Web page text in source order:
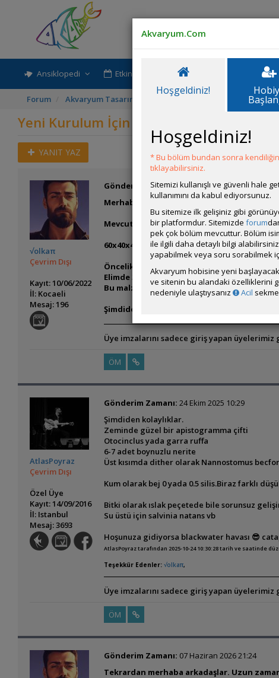
Ansiklopedi Etkinlik-Paylaşım
Forum Akvaryum Tasarımı ve Dekorasyonu Yeni Kurulum
Yeni Kurulum İçin Tavsiyelerinizi
YANIT YAZ
√olkaπ
Çevrim Dışı
Kayıt: 10/06/2022
İl: Kocaeli
Mesaj: 196
Gönderim Zamanı: 24 Ekim 2025 09:32
Merhaba dostlar.
Mevcuttaki bitkili tankımı tamamen
60x40x40 ölçülerinde bir tankım var. Filtrem
Öncelikle yeni kurulumu bitkisiz yapmayı
Elimde 3-4 parça da Yati Kökü mevcut.
Bu malzemelerle birlikte kurulum
Şimdiden teşekürler.
Üye imzalarını sadece giriş yapan
ÖM
AtlasPoyraz
Çevrim Dışı
Özel Üye
Kayıt: 14/09/2016
İl: Istanbul
Mesaj: 3693
Gönderim Zamanı: 24 Ekim 2025 10:29
Şimdiden kolaylıklar.
Zeminde güzel bir apistogramma çifti
Otocinclus yada garra ruffa
6-7 adet boynuzlu nerite
Üst kısımda dither olarak Nannostomus
Kum olarak bej 0 yada 0.5 silis.Biraz farklı
Bitki olarak ıslak peçetede bile sorunsuz
Su üstü için salvinia natans vb
Hoşunuza gidiyorsa blackwater havası 😎
AtlasPoyraz tarafından 2025-10-24 10:30:28 tarih ve saatinde
Teşekkür Edenler: √olkaπ,
Üye imzalarını sadece giriş yapan
ÖM
Gönderim Zamanı: 07 Haziran 2026 21:24
Tekrardan merhaba arkadaşlar. Uzun
Akvaryum.Com
Hoşgeldiniz!
Hoşgeldiniz!
* Bu bölüm bundan sonra
tıklayabilirsiniz.
Sitemizi kullanışlı ve güvenli hale
kullanımını da kabul ediyorsunuz.
Bu sitemize ilk gelişiniz gibi
bir platformdur. Sitemizde forum
pek çok bölüm mevcuttur. Bölüm
ile ilgili daha detaylı bilgi
yapabilmek veya soru sorabilmek
Akvaryum hobisine yeni
ve sitenin bu alandaki özelliklerini
nedeniyle ulaştıysanız
Acil